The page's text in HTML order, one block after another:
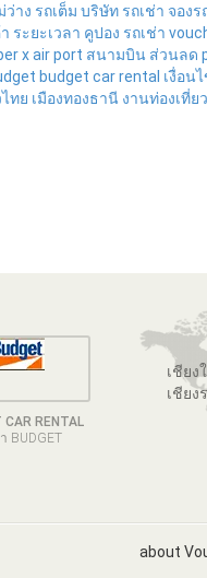
ว่าง รถเต็ม บริษัท รถเช่า จองร
ระยะเวลา คูปอง รถเช่า
x air port สนามบิน ส่วนลด
budget car rental เงื่อน
ทย เมืองทองธานี งานท่องเที่ยว
CAR RENTAL
BUDGET
เชียง
เชียง
about